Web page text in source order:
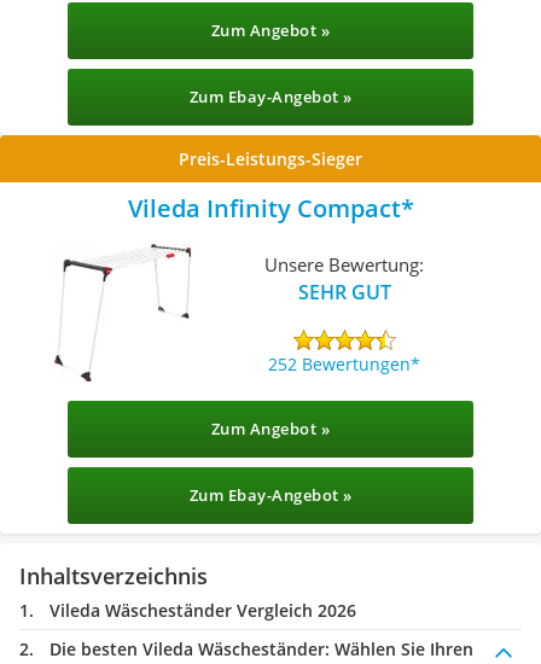
Zum Angebot »
Zum Ebay-Angebot »
Preis-Leistungs-Sieger
Vileda Infinity Compact
Unsere Bewertung:
SEHR GUT
252 Bewertungen
Zum Angebot »
Zum Ebay-Angebot »
Inhaltsverzeichnis
Vileda Wäscheständer Vergleich 2026
Die besten Vileda Wäscheständer: Wählen Sie Ihren